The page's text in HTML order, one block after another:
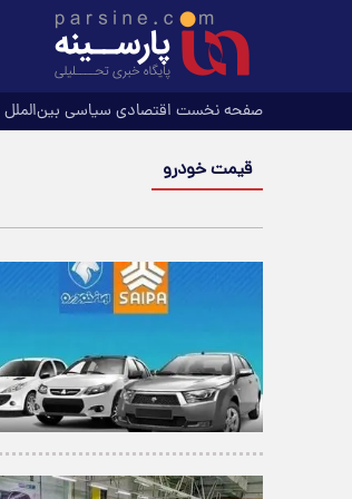
صفحه نخست اقتصادی سیاسی بین‌الملل
قیمت خودرو